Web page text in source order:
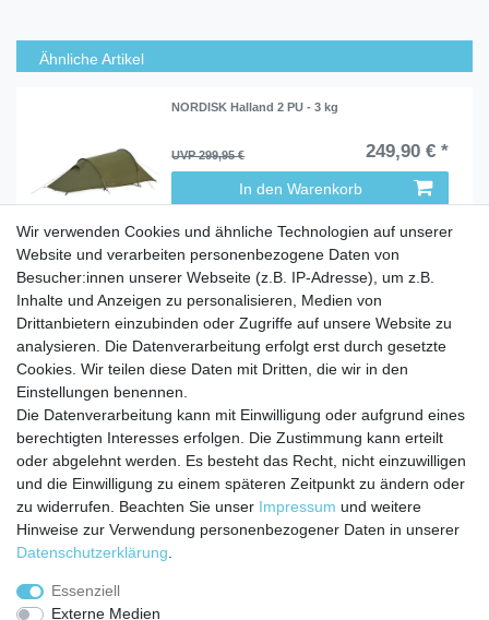
Ähnliche Artikel
NORDISK Halland 2 PU - 3 kg
UVP 299,95 € 249,90 € *
In den Warenkorb
Wir verwenden Cookies und ähnliche Technologien auf unserer
Website und verarbeiten personenbezogene Daten von
Besucher:innen unserer Webseite (z.B. IP-Adresse), um z.B.
Inhalte und Anzeigen zu personalisieren, Medien von
Drittanbietern einzubinden oder Zugriffe auf unsere Website zu
analysieren. Die Datenverarbeitung erfolgt erst durch gesetzte
Cookies. Wir teilen diese Daten mit Dritten, die wir in den
Einstellungen benennen.
Die Datenverarbeitung kann mit Einwilligung oder aufgrund eines
berechtigten Interesses erfolgen. Die Zustimmung kann erteilt
oder abgelehnt werden. Es besteht das Recht, nicht einzuwilligen
und die Einwilligung zu einem späteren Zeitpunkt zu ändern oder
zu widerrufen. Beachten Sie unser Impressum und weitere
Hinweise zur Verwendung personenbezogener Daten in unserer
Daten­schutz­erklärung
Essenziell
Externe Medien
Service
Zahlungarten
Versandkosten
Batterierücknahmeverordnung
Kostenloser Newsletter
E-MAIL **
Newsletter
Honig
Daten­schutz­erklärung
Einwilligung kann ich jederzeit widerrufen.**